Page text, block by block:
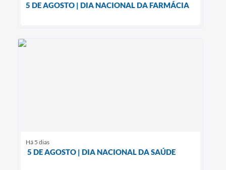
5 DE AGOSTO | DIA NACIONAL DA FARMÁCIA
Há 5 dias
5 DE AGOSTO | DIA NACIONAL DA SAÚDE